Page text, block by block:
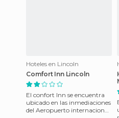
Hoteles en Lincoln
Comfort Inn Lincoln
El confort Inn se encuentra
ubicado en las inmediaciones
del Aeropuerto internacional